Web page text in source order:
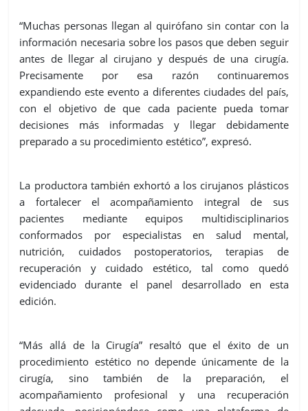
“Muchas personas llegan al quirófano sin contar con la
información necesaria sobre los pasos que deben seguir
antes de llegar al cirujano y después de una cirugía.
Precisamente por esa razón continuaremos
expandiendo este evento a diferentes ciudades del país,
con el objetivo de que cada paciente pueda tomar
decisiones más informadas y llegar debidamente
preparado a su procedimiento estético”, expresó.
La productora también exhortó a los cirujanos plásticos
a fortalecer el acompañamiento integral de sus
pacientes mediante equipos multidisciplinarios
conformados por especialistas en salud mental,
nutrición, cuidados postoperatorios, terapias de
recuperación y cuidado estético, tal como quedó
evidenciado durante el panel desarrollado en esta
edición.
“Más allá de la Cirugía” resaltó que el éxito de un
procedimiento estético no depende únicamente de la
cirugía, sino también de la preparación, el
acompañamiento profesional y una recuperación